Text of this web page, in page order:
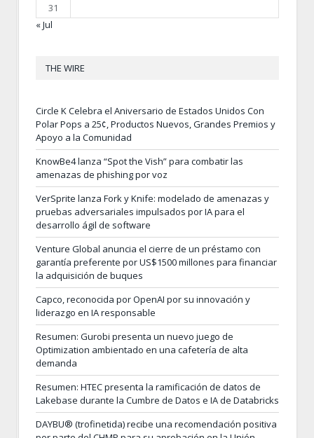
31
« Jul
THE WIRE
Circle K Celebra el Aniversario de Estados Unidos Con
Polar Pops a 25¢, Productos Nuevos, Grandes Premios y
Apoyo a la Comunidad
KnowBe4 lanza “Spot the Vish” para combatir las
amenazas de phishing por voz
VerSprite lanza Fork y Knife: modelado de amenazas y
pruebas adversariales impulsados por IA para el
desarrollo ágil de software
Venture Global anuncia el cierre de un préstamo con
garantía preferente por US$1500 millones para financiar
la adquisición de buques
Capco, reconocida por OpenAI por su innovación y
liderazgo en IA responsable
Resumen: Gurobi presenta un nuevo juego de
Optimization ambientado en una cafetería de alta
demanda
Resumen: HTEC presenta la ramificación de datos de
Lakebase durante la Cumbre de Datos e IA de Databricks
DAYBU® (trofinetida) recibe una recomendación positiva